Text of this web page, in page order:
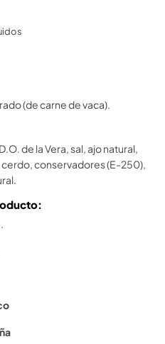
(de carne de vaca).
de la Vera, sal, ajo natural,
conservadores (E-250),